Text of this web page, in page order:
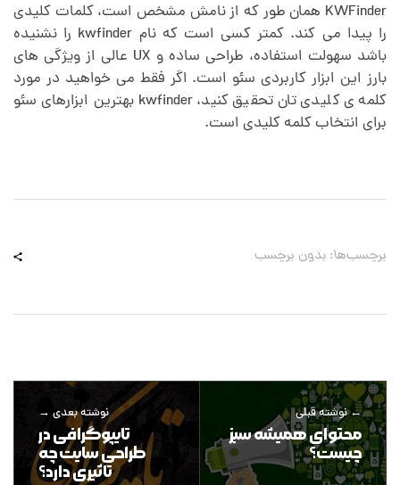
KWFinder همان طور که از نامش مشخص است، کلمات کلیدی
را پیدا می کند. کمتر کسی است که نام kwfinder را نشنیده
باشد سهولت استفاده، طراحی ساده و UX عالی از ویژگی های
بارز این ابزار کاربردی سئو است. اگر فقط می خواهید در مورد
کلمه ی کلیدی تان تحقیق کنید، kwfinder بهترین ابزارهای سئو
برای انتخاب کلمه کلیدی است.
برچسب‌ها: بدون برچسب
نوشته قبلی
محتوای همیشه سبز
چیست؟
نوشته بعدی
تایپوگرافی در
طراحی سایت چه
تاثیری دارد؟